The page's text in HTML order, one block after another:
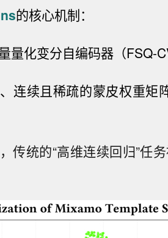
的核心机制：
量化变分自编码器（FSQ-
连续且稀疏的蒙皮权重矩
传统的“高维连续回归”任